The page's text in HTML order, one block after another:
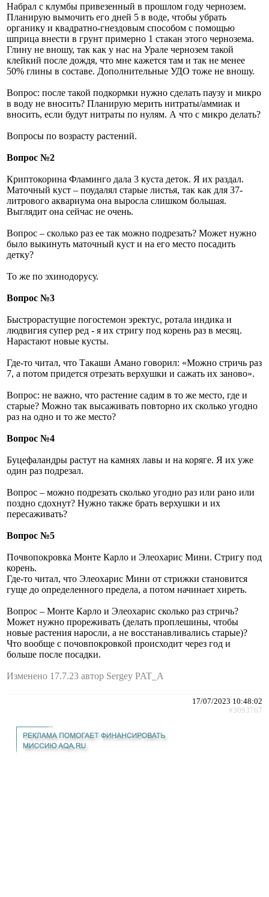
Набрал с клумбы привезенный в прошлом году чернозем.
Планирую вымочить его дней 5 в воде, чтобы убрать
органику и квадратно-гнездовым способом с помощью
шприца внести в грунт примерно 1 стакан этого чернозема.
Глину не вношу, так как у нас на Урале чернозем такой
клейкий после дождя, что мне кажется там и так не менее
50% глины в составе. Дополнительные УДО тоже не вношу.
Вопрос: после такой подкормки нужно сделать паузу и микро
в воду не вносить? Планирую мерить нитраты/аммиак и
вносить, если будут нитраты по нулям. А что с микро делать?
Вопросы по возрасту растений.
Вопрос №2
Криптокорина Фламинго дала 3 куста деток. Я их раздал.
Маточный куст – поудалял старые листья, так как для 37-
литрового аквариума она выросла слишком большая.
Выглядит она сейчас не очень.
Вопрос – сколько раз ее так можно подрезать? Может нужно
было выкинуть маточный куст и на его место посадить
детку?
То же по эхинодорусу.
Вопрос №3
Быстрорастущие погостемон эректус, ротала индика и
людвигия супер ред - я их стригу под корень раз в месяц.
Нарастают новые кусты.
Где-то читал, что Такаши Амано говорил: «Можно стричь раз
7, а потом придется отрезать верхушки и сажать их заново».
Вопрос: не важно, что растение садим в то же место, где и
старые? Можно так высаживать повторно их сколько угодно
раз на одно и то же место?
Вопрос №4
Буцефаландры растут на камнях лавы и на коряге. Я их уже
один раз подрезал.
Вопрос – можно подрезать сколько угодно раз или рано или
поздно сдохнут? Нужно также брать верхушки и их
пересаживать?
Вопрос №5
Почвопокровка Монте Карло и Элеохарис Мини. Стригу под
корень.
Где-то читал, что Элеохарис Мини от стрижки становится
гуще до определенного предела, а потом начинает хиреть.
Вопрос – Монте Карло и Элеохарис сколько раз стричь?
Может нужно прореживать (делать проплешины, чтобы
новые растения наросли, а не восстанавливались старые)?
Что вообще с почовпокровкой происходит через год и
больше после посадки.
Изменено 17.7.23 автор Sergey PAT_A
17/07/2023 10:48:02
#3093767